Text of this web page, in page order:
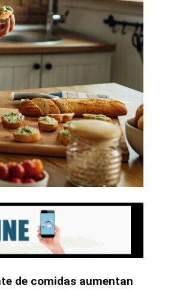
de comidas aumentan